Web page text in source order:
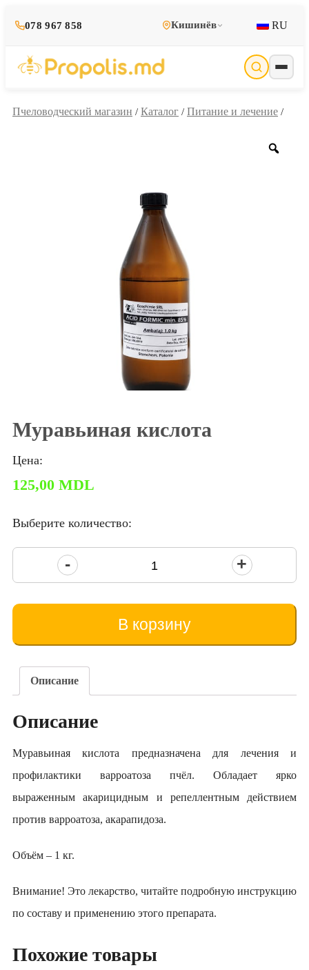
078 967 858 Кишинёв RU
Пчеловодческий магазин / Каталог / Питание и лечение /
Муравьиная кислота
Цена:
125,00 MDL
Выберите количество:
Количество
товара
Acid
В корзину
Описание
Описание
Муравьиная кислота предназначена для лечения и
профилактики варроатоза пчёл. Обладает ярко
выраженным акарицидным и репеллентным действием
против варроатоза, акарапидоза.
Объём – 1 кг.
Внимание! Это лекарство, читайте подробную инструкцию
по составу и применению этого препарата.
Похожие товары